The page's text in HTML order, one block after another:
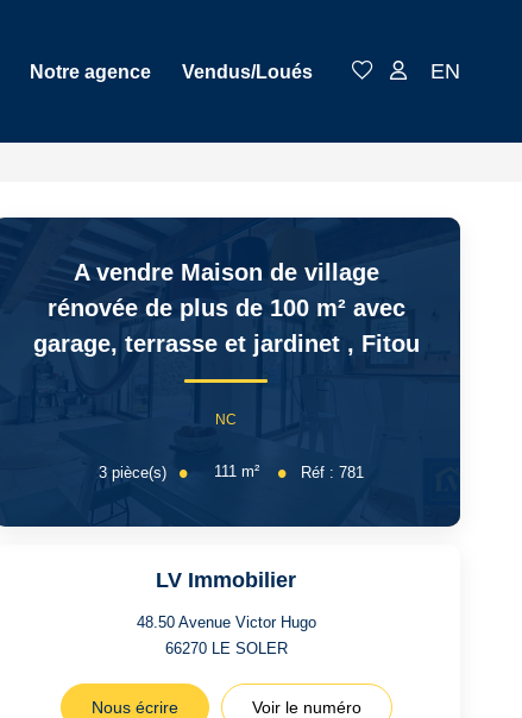
Notre agence Vendus/Loués EN
A vendre Maison de village
rénovée de plus de 100 m² avec
garage, terrasse et jardinet , Fitou
NC
3 pièce(s) 111 m² Réf : 781
LV Immobilier
48.50 Avenue Victor Hugo
66270 LE SOLER
Nous écrire Voir le numéro